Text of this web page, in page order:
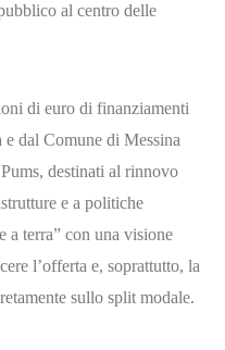
al centro delle
di euro di finanziamenti
dal Comune di Messina
destinati al rinnovo
e a politiche
a terra” con una visione
l’offerta e, soprattutto, la
sullo split modale.